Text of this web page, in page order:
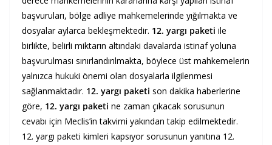
başvuruları, bölge adliye mahkemelerinde yığılmakta ve
dosyalar aylarca bekleşmektedir. 12. yargı paketi ile
birlikte, belirli miktarın altındaki davalarda istinaf yoluna
başvurulması sınırlandırılmakta, böylece üst mahkemelerin
yalnızca hukuki önemi olan dosyalarla ilgilenmesi
sağlanmaktadır. 12. yargı paketi son dakika haberlerine
göre, 12. yargı paketi ne zaman çıkacak sorusunun
cevabı için Meclis’in takvimi yakından takip edilmektedir.
12. yargı paketi kimleri kapsıyor sorusunun yanıtına 12.